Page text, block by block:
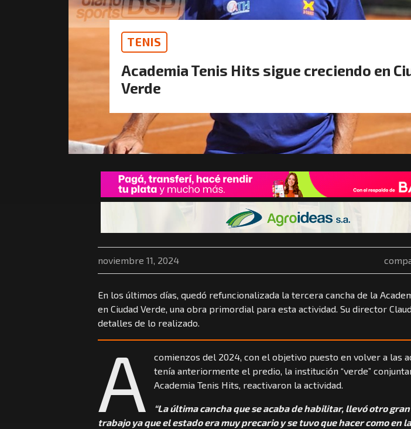
TENIS
Academia Tenis Hits sigue creciendo en
Verde
noviembre 11, 2024
En los últimos días, quedó refuncionalizada la tercera cancha de la
en Ciudad Verde, una obra primordial para esta actividad. Su director
detalles de lo realizado.
A
comienzos del 2024, con el objetivo puesto en volver a las
tenía anteriormente el predio, la institución “verde”
Academia Tenis Hits, reactivaron la actividad.
“La última cancha que se acaba de habilitar, llevó otro
trabajo ya que el estado era muy precario y se tuvo que hacer como en